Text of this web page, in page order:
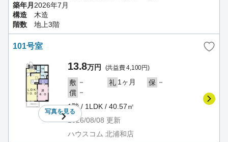
築年月 2026年7月
構造
木造
階数
地上3階
101号室
写真を見る
13.8万円 (共益費 4,100円)
敷 － 礼 1ヶ月 保 －
償 －
1階 / 1LDK / 40.57㎡
2026/08/08 更新
ハウスコム 北浦和店